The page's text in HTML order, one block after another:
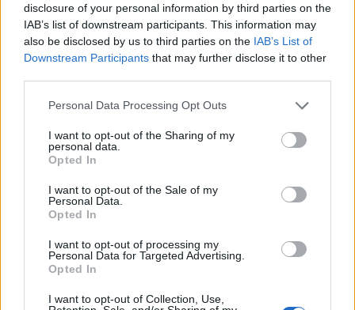
disclosure of your personal information by third parties on the
IAB’s list of downstream participants. This information may
also be disclosed by us to third parties on the IAB’s List of
Downstream Participants that may further disclose it to other
Personal Data Processing Opt Outs
I want to opt-out of the Sharing of my
personal data.
Opted In
I want to opt-out of the Sale of my
Personal Data.
Opted In
I want to opt-out of processing my
Personal Data for Targeted Advertising.
Opted In
I want to opt-out of Collection, Use,
δημόσιο μήνυμα προς τη φίλη Hoda Kotb, η
οποία έκλεισε επίσης τα 60 τον Αύγουστο,
μίλησε για τα γενέθλια-ορόσημο.
Είχα ετοιμάσει τόσα πολλά λαμπρά και αστεία
έκαναν θραύση, αλλά ξέρεις κορίτσι μου, είμαι
πολύ κουρασμένη».
«Είμαι κουρασμένη γιατί έπρεπε να ανέβω στο
ελέγξω το έδαφος, να δω πώς είναι τα
πράγματα και να πάρω μια γεύση και να σε
ενημερώσω. Και είναι περίεργο γιατί οι